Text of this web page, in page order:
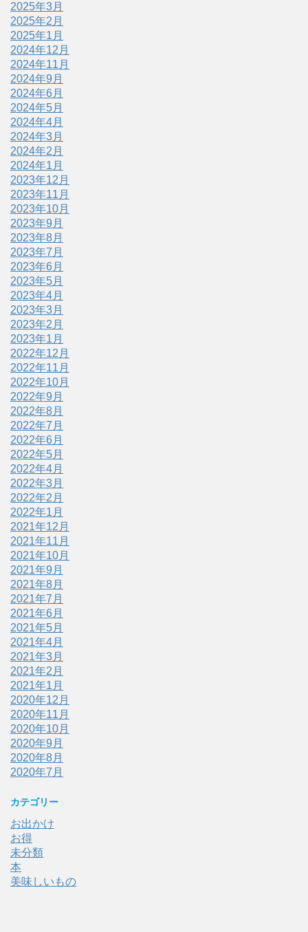
2025年3月
2025年2月
2025年1月
2024年12月
2024年11月
2024年9月
2024年6月
2024年5月
2024年4月
2024年3月
2024年2月
2024年1月
2023年12月
2023年11月
2023年10月
2023年9月
2023年8月
2023年7月
2023年6月
2023年5月
2023年4月
2023年3月
2023年2月
2023年1月
2022年12月
2022年11月
2022年10月
2022年9月
2022年8月
2022年7月
2022年6月
2022年5月
2022年4月
2022年3月
2022年2月
2022年1月
2021年12月
2021年11月
2021年10月
2021年9月
2021年8月
2021年7月
2021年6月
2021年5月
2021年4月
2021年3月
2021年2月
2021年1月
2020年12月
2020年11月
2020年10月
2020年9月
2020年8月
2020年7月
カテゴリー
お出かけ
お得
未分類
本
美味しいもの